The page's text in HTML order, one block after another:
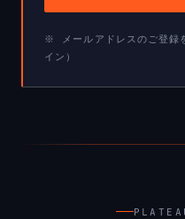
※ メールアドレスのご登録
イン）